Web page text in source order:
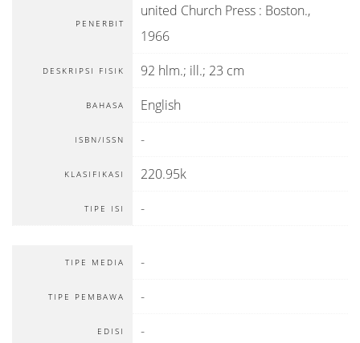
PENERBIT
united Church Press : Boston.,
1966
DESKRIPSI FISIK 92 hlm.; ill.; 23 cm
BAHASA English
ISBN/ISSN -
KLASIFIKASI 220.95k
TIPE ISI -
TIPE MEDIA -
TIPE PEMBAWA -
EDISI -